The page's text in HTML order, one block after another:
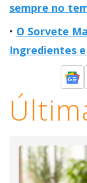
sempre no
O Sorvete
Ingredientes